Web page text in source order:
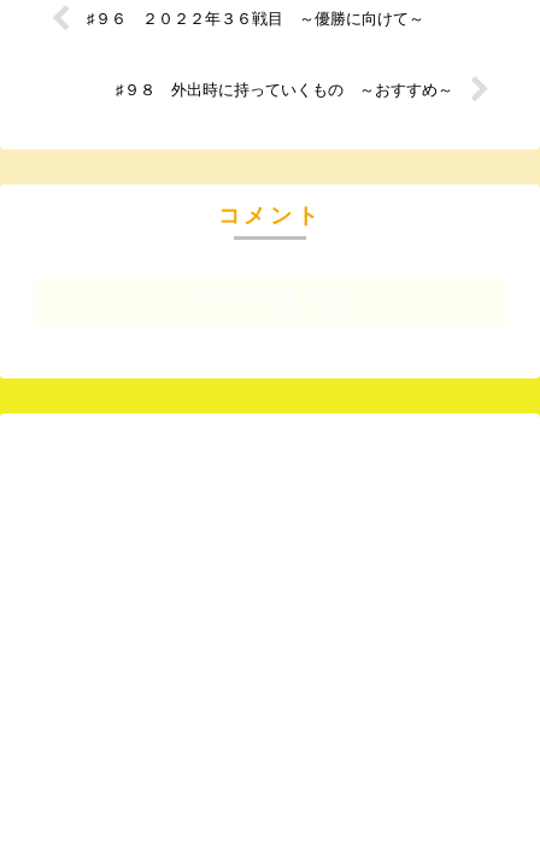
♯９６ ２０２２年３６戦目 ～優勝に向けて～
♯９８ 外出時に持っていくもの ～おすすめ～
コメント